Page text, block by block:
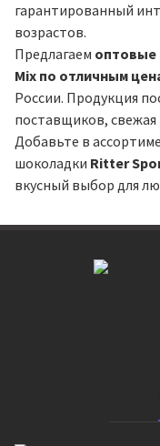
гарантированный
возрастов.
Предлагаем оптовые
Mix по отличным
России. Продукция
поставщиков, свежая
Добавьте в
шоколадки Ritter
вкусный выбор для